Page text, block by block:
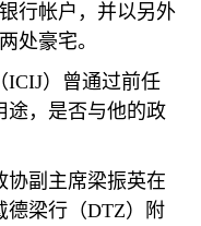
行帐户，并以另外
处豪宅。
ICIJ）曾通过前任
途，是否与他的政
协副主席梁振英在
德梁行（DTZ）附